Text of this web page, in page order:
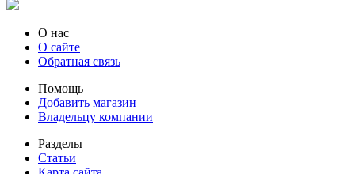
О нас
О сайте
Обратная связь
Помощь
Добавить магазин
Владельцу компании
Разделы
Статьи